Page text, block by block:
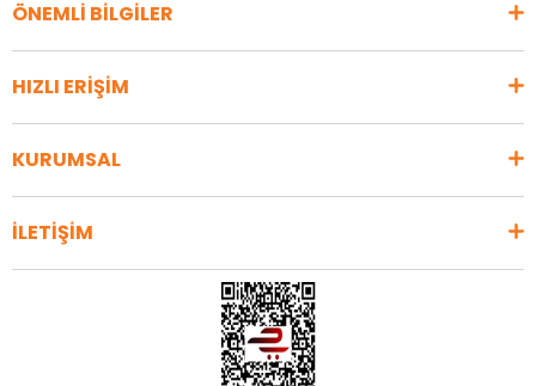
ÖNEMLİ BİLGİLER
HIZLI ERİŞİM
KURUMSAL
İLETİŞİM